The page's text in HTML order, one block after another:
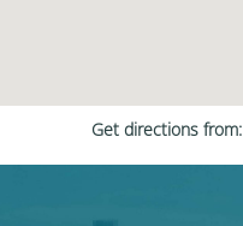
Get directions from: